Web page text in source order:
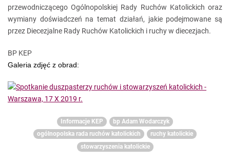
przewodniczącego Ogólnopolskiej Rady Ruchów Katolickich oraz
wymiany doświadczeń na temat działań, jakie podejmowane są
przez Diecezjalne Rady Ruchów Katolickich i ruchy w diecezjach.
BP KEP
Galeria zdjęć z obrad:
Informacje KEP
bp Adam Wodarczyk
ogólnopolska rada ruchów katolickich
ruchy katolickie
stowarzyszenia katolickie